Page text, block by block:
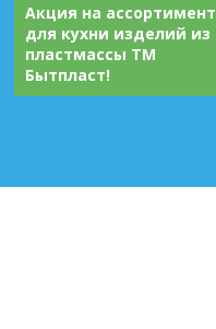
Акция на ассортимент
для кухни изделий из
пластмассы ТМ
Бытпласт!